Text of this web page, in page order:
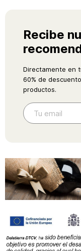
Recibe
Directamente en
60% de
productos.